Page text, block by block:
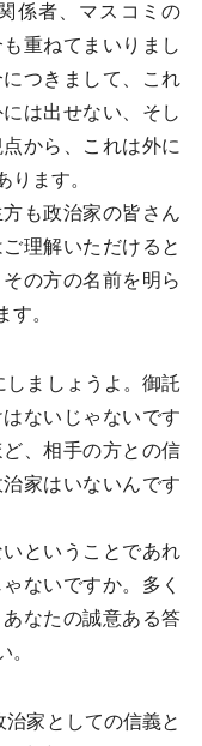
係者、マスコミの
重ねてまいりまし
つきまして、これ
は出せない、そし
から、これは外に
ります。
も政治家の皆さん
理解いただけると
の方の名前を明ら
す。
ましょうよ。御託
ないじゃないです
、相手の方との信
家はいないんです
ということであれ
ないですか。多く
なたの誠意ある答
。
家としての信義と